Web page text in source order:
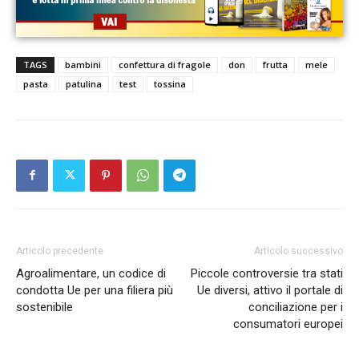
TAGS bambini confettura di fragole don frutta
mele
pasta
patulina test tossina
Articolo precedente
Agroalimentare, un codice di
condotta Ue per una filiera più
sostenibile
Articolo successivo
Piccole controversie tra stati
Ue diversi, attivo il portale di
conciliazione per i
consumatori europei